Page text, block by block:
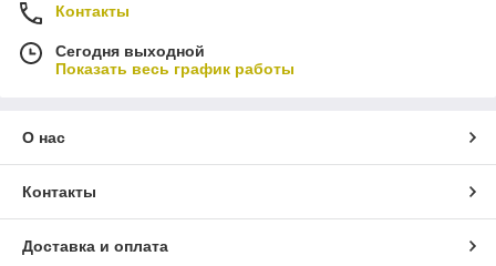
Контакты
Сегодня выходной
Показать весь график работы
О нас
Контакты
Доставка и оплата